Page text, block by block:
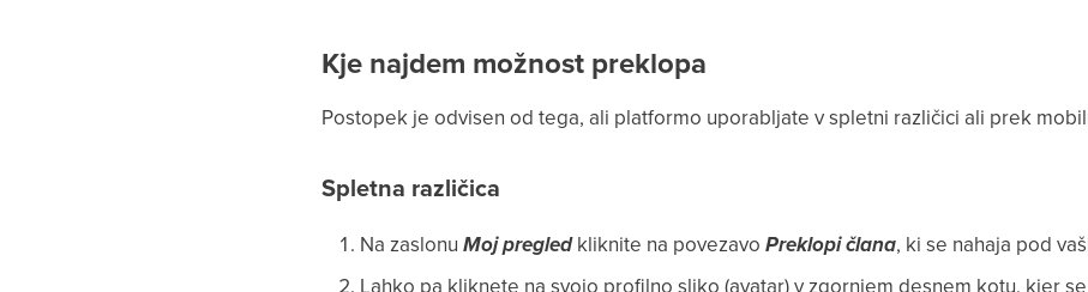
Kje najdem možnost preklopa
Postopek je odvisen od tega, ali platformo uporabljate v spletni različici ali prek
Spletna različica
Na zaslonuMoj pregledkliknite na povezavoPreklopi člana, ki se nahaja pod
Lahko pa kliknete na svojo profilno sliko (avatar) v zgornjem desnem kotu, kjer